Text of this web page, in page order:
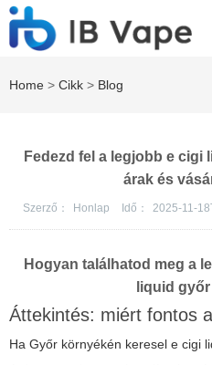
Home > Cikk > Blog
Fedezd fel a legjobb e cigi
árak és
Szerző： Honlap Idő： 2025-11-
Hogyan találhatod meg a
liquid
Áttekintés: miért fontos
Ha Győr környékén keresel e cigi